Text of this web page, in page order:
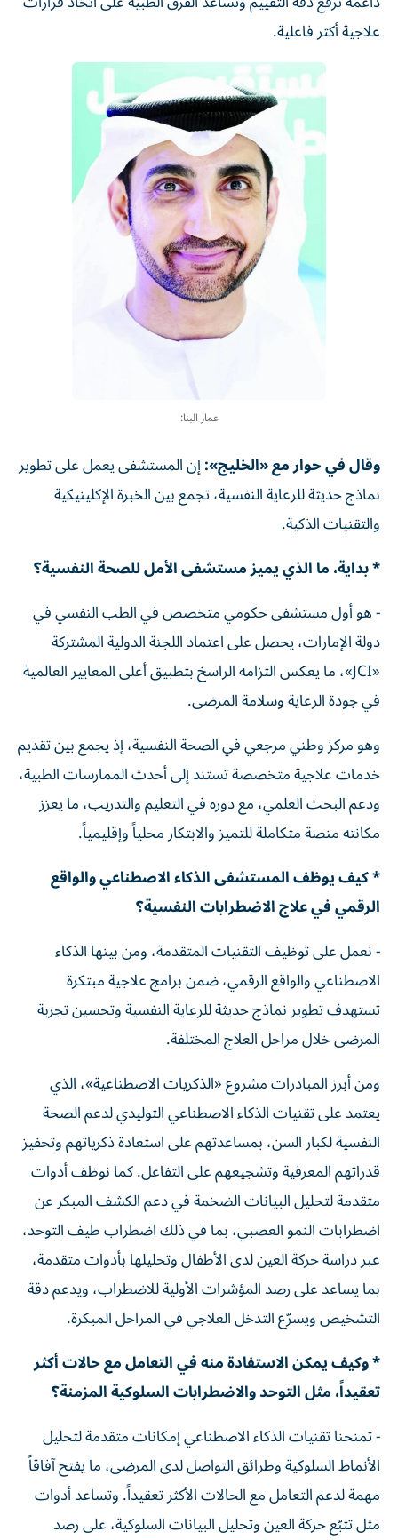
علاجية أكثر فاعلية.
عمار البنا:
وقال في حوار مع «الخليج»:إن المستشفى يعمل على تطوير
نماذج حديثة للرعاية النفسية، تجمع بين الخبرة الإكلينيكية
والتقنيات الذكية.
* بداية، ما الذي يميز مستشفى الأمل للصحة النفسية؟
- هو أول مستشفى حكومي متخصص في الطب النفسي في
دولة الإمارات، يحصل على اعتماد اللجنة الدولية المشتركة
«JCI»، ما يعكس التزامه الراسخ بتطبيق أعلى المعايير العالمية
في جودة الرعاية وسلامة المرضى.
وهو مركز وطني مرجعي في الصحة النفسية، إذ يجمع بين تقديم
خدمات علاجية متخصصة تستند إلى أحدث الممارسات الطبية،
ودعم البحث العلمي، مع دوره في التعليم والتدريب، ما يعزز
مكانته منصة متكاملة للتميز والابتكار محلياً وإقليمياً.
* كيف يوظف المستشفى الذكاء الاصطناعي والواقع
الرقمي في علاج الاضطرابات النفسية؟
- نعمل على توظيف التقنيات المتقدمة، ومن بينها الذكاء
الاصطناعي والواقع الرقمي، ضمن برامج علاجية مبتكرة
تستهدف تطوير نماذج حديثة للرعاية النفسية وتحسين تجربة
المرضى خلال مراحل العلاج المختلفة.
ومن أبرز المبادرات مشروع «الذكريات الاصطناعية»، الذي
يعتمد على تقنيات الذكاء الاصطناعي التوليدي لدعم الصحة
النفسية لكبار السن، بمساعدتهم على استعادة ذكرياتهم وتحفيز
قدراتهم المعرفية وتشجيعهم على التفاعل. كما نوظف أدوات
متقدمة لتحليل البيانات الضخمة في دعم الكشف المبكر عن
اضطرابات النمو العصبي، بما في ذلك اضطراب طيف التوحد،
عبر دراسة حركة العين لدى الأطفال وتحليلها بأدوات متقدمة،
بما يساعد على رصد المؤشرات الأولية للاضطراب، ويدعم دقة
التشخيص ويسرّع التدخل العلاجي في المراحل المبكرة.
* وكيف يمكن الاستفادة منه في التعامل مع حالات أكثر
تعقيداً، مثل التوحد والاضطرابات السلوكية المزمنة؟
- تمنحنا تقنيات الذكاء الاصطناعي إمكانات متقدمة لتحليل
الأنماط السلوكية وطرائق التواصل لدى المرضى، ما يفتح آفاقاً
مهمة لدعم التعامل مع الحالات الأكثر تعقيداً. وتساعد أدوات
مثل تتبّع حركة العين وتحليل البيانات السلوكية، على رصد